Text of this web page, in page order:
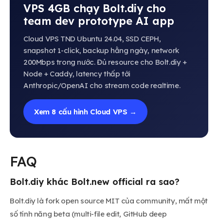
VPS 4GB chạy Bolt.diy cho
team dev prototype AI app
Cloud VPS TND Ubuntu 24.04, SSD CEPH,
snapshot 1-click, backup hằng ngày, network
200Mbps trong nước. Đủ resource cho Bolt.diy +
Node + Caddy, latency thấp tới
Anthropic/OpenAI cho stream code realtime.
Xem 8 cấu hình Cloud VPS →
FAQ
Bolt.diy khác Bolt.new official ra sao?
Bolt.diy là fork open source MIT của community, mất một
số tính năng beta (multi-file edit, GitHub deep